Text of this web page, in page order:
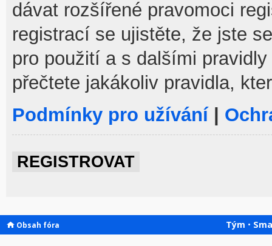
dávat rozšířené pravomoci
registrací se ujistěte, že jste
pro použití a s dalšími
přečtete jakákoliv pravidla,
Podmínky pro užívání|
REGISTROVAT
Obsah fóra Tým •